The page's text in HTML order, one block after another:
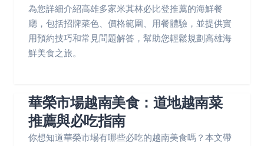
為您詳細介紹高雄多家米其林必比登推薦的海鮮餐
廳，包括招牌菜色、價格範圍、用餐體驗，並提供實
用預約技巧和常見問題解答，幫助您輕鬆規劃高雄海
鮮美食之旅。
華榮市場越南美食：道地越南菜
推薦與必吃指南
你想知道華榮市場有哪些必吃的越南美食嗎？本文帶